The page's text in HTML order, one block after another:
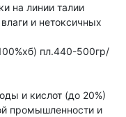
на линии талии
и нетоксичных
пл.440-500гр/
и кислот (до 20%)
промышленности и